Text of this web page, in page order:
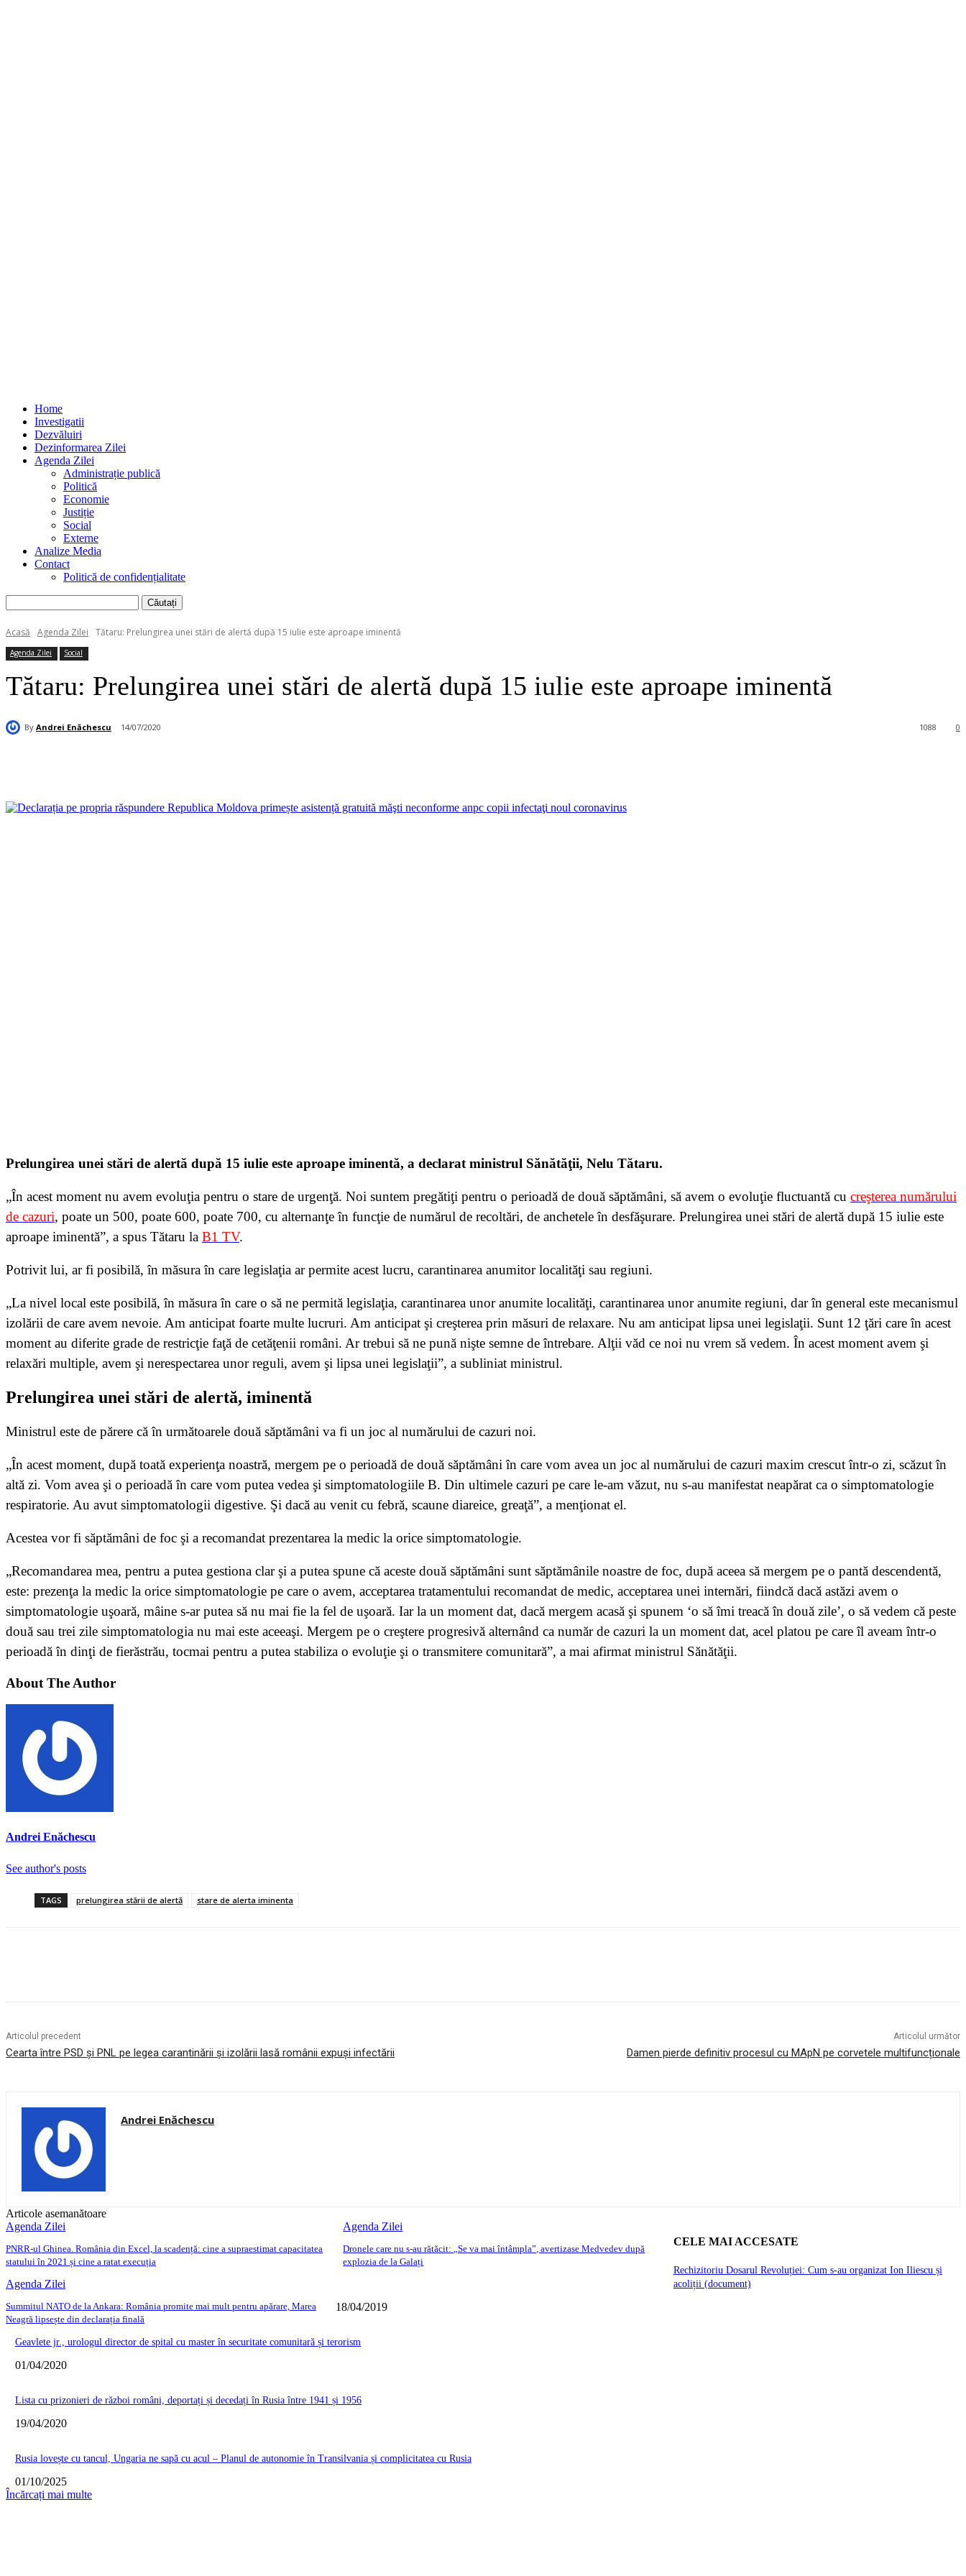
Home
Investigatii
Dezvăluiri
Dezinformarea Zilei
Agenda Zilei
Administrație publică
Politică
Economie
Justiție
Social
Externe
Analize Media
Contact
Politică de confidențialitate
Acasă Agenda Zilei Tătaru: Prelungirea unei stări de alertă după 15 iulie este aproape iminentă
Agenda Zilei Social
Tătaru: Prelungirea unei stări de alertă după 15 iulie este aproape iminentă
By Andrei Enăchescu 14/07/2020 0
1088
Prelungirea unei stări de alertă după 15 iulie este aproape iminentă, a declarat ministrul Sănătăţii, Nelu Tătaru.
„În acest moment nu avem evoluţia pentru o stare de urgenţă. Noi suntem pregătiţi pentru o perioadă de două săptămâni, să avem o evoluţie fluctuantă cu creşterea numărului
de cazuri, poate un 500, poate 600, poate 700, cu alternanţe în funcţie de numărul de recoltări, de anchetele în desfăşurare. Prelungirea unei stări de alertă după 15 iulie este
aproape iminentă”, a spus Tătaru la B1 TV.
Potrivit lui, ar fi posibilă, în măsura în care legislaţia ar permite acest lucru, carantinarea anumitor localităţi sau regiuni.
„La nivel local este posibilă, în măsura în care o să ne permită legislaţia, carantinarea unor anumite localităţi, carantinarea unor anumite regiuni, dar în general este mecanismul
izolării de care avem nevoie. Am anticipat foarte multe lucruri. Am anticipat şi creşterea prin măsuri de relaxare. Nu am anticipat lipsa unei legislaţii. Sunt 12 ţări care în acest
moment au diferite grade de restricţie faţă de cetăţenii români. Ar trebui să ne pună nişte semne de întrebare. Alţii văd ce noi nu vrem să vedem. În acest moment avem şi
relaxări multiple, avem şi nerespectarea unor reguli, avem şi lipsa unei legislaţii”, a subliniat ministrul.
Prelungirea unei stări de alertă, iminentă
Ministrul este de părere că în următoarele două săptămâni va fi un joc al numărului de cazuri noi.
„În acest moment, după toată experienţa noastră, mergem pe o perioadă de două săptămâni în care vom avea un joc al numărului de cazuri maxim crescut într-o zi, scăzut în
altă zi. Vom avea şi o perioadă în care vom putea vedea şi simptomatologiile B. Din ultimele cazuri pe care le-am văzut, nu s-au manifestat neapărat ca o simptomatologie
respiratorie. Au avut simptomatologii digestive. Şi dacă au venit cu febră, scaune diareice, greaţă”, a menţionat el.
Acestea vor fi săptămâni de foc şi a recomandat prezentarea la medic la orice simptomatologie.
„Recomandarea mea, pentru a putea gestiona clar şi a putea spune că aceste două săptămâni sunt săptămânile noastre de foc, după aceea să mergem pe o pantă descendentă,
este: prezenţa la medic la orice simptomatologie pe care o avem, acceptarea tratamentului recomandat de medic, acceptarea unei internări, fiindcă dacă astăzi avem o
simptomatologie uşoară, mâine s-ar putea să nu mai fie la fel de uşoară. Iar la un moment dat, dacă mergem acasă şi spunem ‘o să îmi treacă în două zile’, o să vedem că peste
două sau trei zile simptomatologia nu mai este aceeaşi. Mergem pe o creştere progresivă alternând ca număr de cazuri la un moment dat, acel platou pe care îl aveam într-o
perioadă în dinţi de fierăstrău, tocmai pentru a putea stabiliza o evoluţie şi o transmitere comunitară”, a mai afirmat ministrul Sănătăţii.
About The Author
Andrei Enăchescu
See author's posts
TAGS prelungirea stării de alertă stare de alerta iminenta
Articolul precedent
Cearta între PSD și PNL pe legea carantinării și izolării lasă românii expuși infectării
Articolul următor
Damen pierde definitiv procesul cu MApN pe corvetele multifuncționale
Andrei Enăchescu
Articole asemanătoare
Agenda Zilei
PNRR-ul Ghinea. România din Excel, la scadență: cine a supraestimat capacitatea
statului în 2021 și cine a ratat execuția
Agenda Zilei
Dronele care nu s-au rătăcit: „Se va mai întâmpla”, avertizase Medvedev după
explozia de la Galați
Agenda Zilei
Summitul NATO de la Ankara: România promite mai mult pentru apărare, Marea
Neagră lipsește din declarația finală
CELE MAI ACCESATE
Rechizitoriu Dosarul Revoluției: Cum s-au organizat Ion Iliescu și
acoliții (document)
18/04/2019
Geavlete jr., urologul director de spital cu master în securitate comunitară și terorism
01/04/2020
Lista cu prizonieri de război români, deportați și decedați în Rusia între 1941 și 1956
19/04/2020
Rusia lovește cu tancul, Ungaria ne sapă cu acul – Planul de autonomie în Transilvania și complicitatea cu Rusia
01/10/2025
Încărcați mai multe